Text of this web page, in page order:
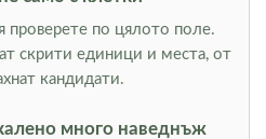
проверете по цялото поле.
скрити единици и места, от
кандидати.
много наведнъж